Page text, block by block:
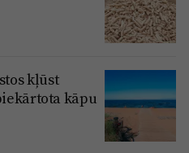
kļūst
kāpu